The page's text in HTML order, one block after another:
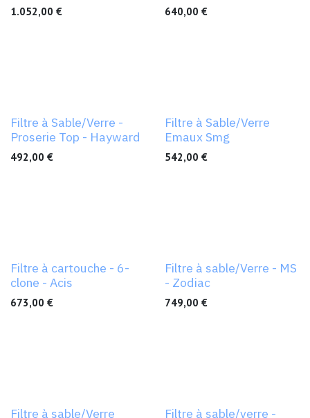
1.052,00 € 640,00 €
Filtre à Sable/Verre -
Proserie Top - Hayward
492,00 €
Filtre à Sable/Verre
Emaux Smg
542,00 €
Filtre à cartouche - 6-
clone - Acis
673,00 €
Filtre à sable/Verre - MS
- Zodiac
749,00 €
Filtre à sable/Verre Filtre à sable/verre -